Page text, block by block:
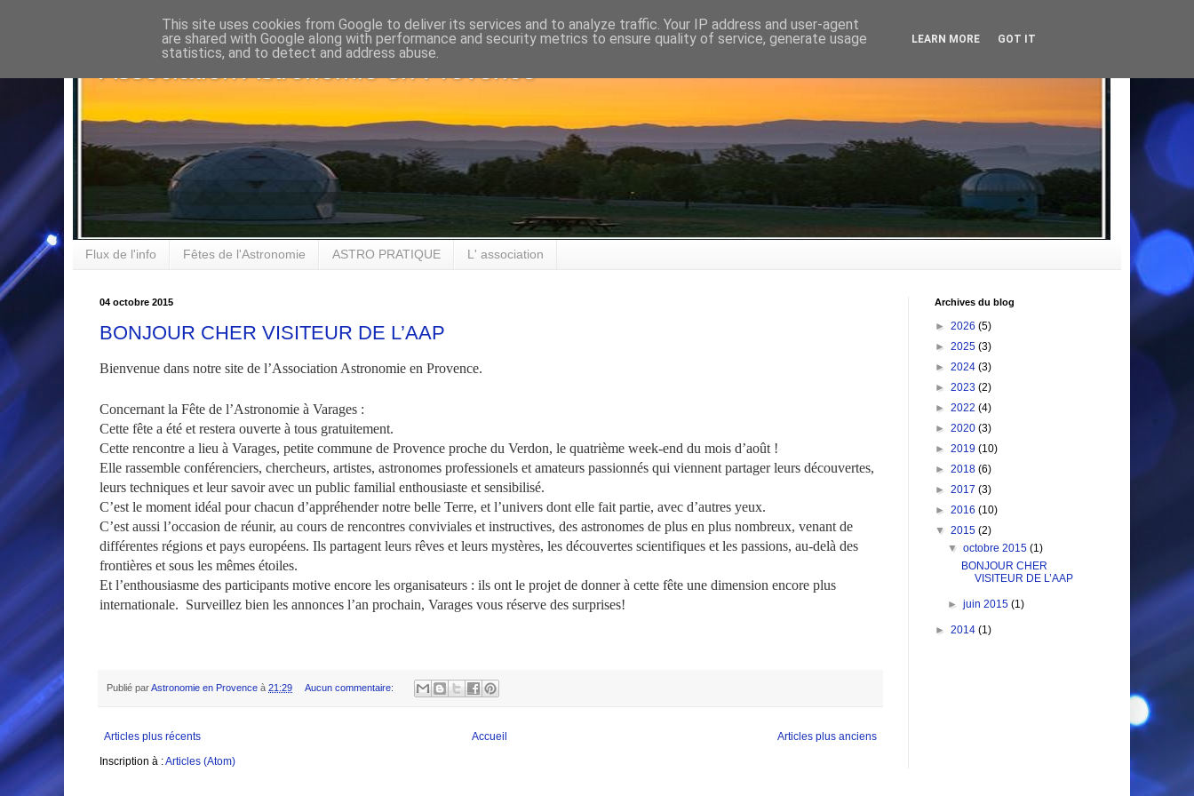
Association Astronomie en Provence
Flux de l'info Fêtes de l'Astronomie ASTRO PRATIQUE L' association
04 octobre 2015
BONJOUR CHER VISITEUR DE L’AAP
Bienvenue dans notre site de l’Association Astronomie en Provence.
Concernant la Fête de l’Astronomie à Varages :
Cette fête a été et restera ouverte à tous gratuitement.
Cette rencontre a lieu à Varages, petite commune de Provence proche du Verdon, le quatrième week-end du mois d’août !
Elle rassemble conférenciers, chercheurs, artistes, astronomes professionels et amateurs passionnés qui viennent partager leurs découvertes,
leurs techniques et leur savoir avec un public familial enthousiaste et sensibilisé.
C’est le moment idéal pour chacun d’appréhender notre belle Terre, et l’univers dont elle fait partie, avec d’autres yeux.
C’est aussi l’occasion de réunir, au cours de rencontres conviviales et instructives, des astronomes de plus en plus nombreux, venant de
différentes régions et pays européens. Ils partagent leurs rêves et leurs mystères, les découvertes scientifiques et les passions, au-delà des
frontières et sous les mêmes étoiles.
Et l’enthousiasme des participants motive encore les organisateurs : ils ont le projet de donner à cette fête une dimension encore plus
internationale. Surveillez bien les annonces l’an prochain, Varages vous réserve des surprises!
Publié parAstronomie en Provence à 21:29 Aucun commentaire:
Articles plus récents Articles plus anciens
Accueil
Inscription à :Articles (Atom)
Archives du blog
► 2026 (5)
► 2025 (3)
► 2024 (3)
► 2023 (2)
► 2022 (4)
► 2020 (3)
► 2019 (10)
► 2018 (6)
► 2017 (3)
► 2016 (10)
▼ 2015 (2)
▼octobre 2015(1)
BONJOUR CHER
VISITEUR DE L’AAP
►juin 2015(1)
► 2014 (1)
This site uses cookies from Google to deliver its services and to analyze traffic. Your IP address and user-agent
are shared with Google along with performance and security metrics to ensure quality of service, generate usage
statistics, and to detect and address abuse.
LEARN MORE GOT IT